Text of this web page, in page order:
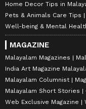
Home Decor Tips in
Pets & Animals Care Tips
Well-being & Mental
MAGAZINE
Malayalam Magazines
India Art Magazine
Malayalam Columnist
Malayalam Short Stories
Web Exclusive Magazine